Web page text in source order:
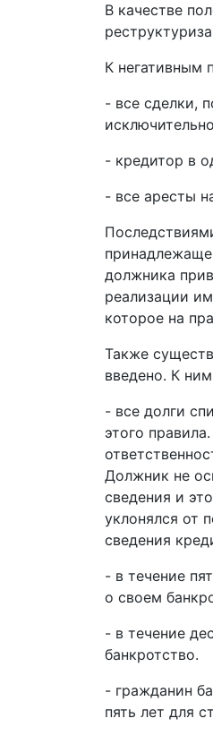
В качестве
К негативным
- все сделки,
- кредитор в
- все аресты
должника
реализации
которое на
Также
введено. К
- все долги
этого
Должник не
сведения и
уклонялся от
сведения
- в течение
о своем
- в течение
банкротство.
- гражданин
пять лет для